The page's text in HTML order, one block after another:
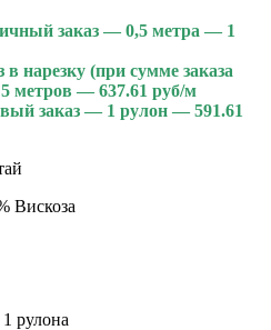
заказ — 0,5 метра — 1
нарезку (при сумме заказа
метров — 637.61 руб/м
заказ — 1 рулон — 591.61
Вискоза
рулона